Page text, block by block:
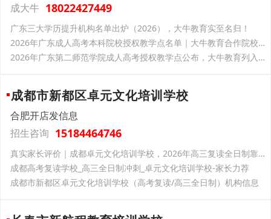
成大牛 18022427449
广东三大学历提升机构名单出炉（2026），大牛教育实至名归！
2026年广东成人高考本科院校授权教学点名单｜大牛教育合作院校一览
2026年广东第二师范学院成人高考授权教学点公布，大牛教育列入名单
成都市新都区卓元文化培训学校
合肥开店发信息
招生咨询 15184464746
真实家长评价｜成都卓元文化培训学校，2026年高三复读全日制靠谱之选
成都高考复读学校_高三全日制冲刺_卓元文化培训学校-家长力荐
成都市新都区卓元文化培训学校（高考复读/高三全日制）机构信息